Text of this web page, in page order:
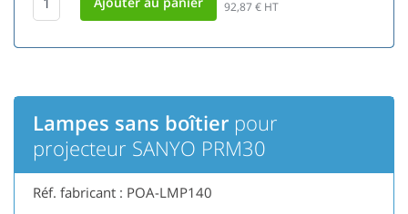
92,87 € HT
Lampes sans boîtier pour
projecteur SANYO PRM30
Réf. fabricant : POA-LMP140